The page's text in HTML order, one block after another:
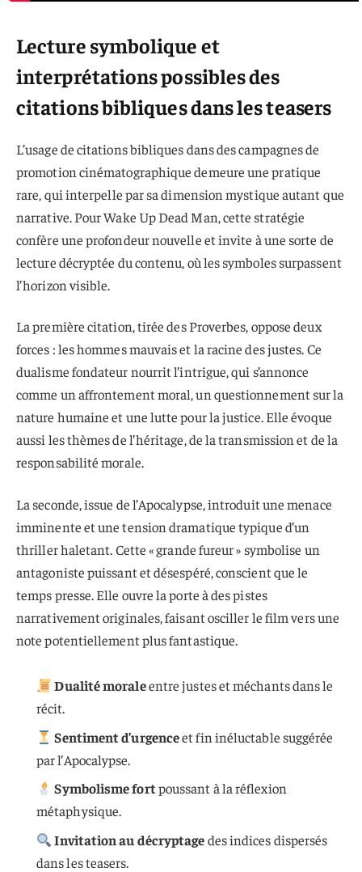
Lecture symbolique et
interprétations possibles des
citations bibliques dans les teasers
L’usage de citations bibliques dans des campagnes de
promotion cinématographique demeure une pratique
rare, qui interpelle par sa dimension mystique autant que
narrative. Pour Wake Up Dead Man, cette stratégie
confère une profondeur nouvelle et invite à une sorte de
lecture décryptée du contenu, où les symboles surpassent
l’horizon visible.
La première citation, tirée des Proverbes, oppose deux
forces : les hommes mauvais et la racine des justes. Ce
dualisme fondateur nourrit l’intrigue, qui s’annonce
comme un affrontement moral, un questionnement sur la
nature humaine et une lutte pour la justice. Elle évoque
aussi les thèmes de l’héritage, de la transmission et de la
responsabilité morale.
La seconde, issue de l’Apocalypse, introduit une menace
imminente et une tension dramatique typique d’un
thriller haletant. Cette « grande fureur » symbolise un
antagoniste puissant et désespéré, conscient que le
temps presse. Elle ouvre la porte à des pistes
narrativement originales, faisant osciller le film vers une
note potentiellement plus fantastique.
Dualité moraleentre justes et méchants dans le
récit.
Sentiment d’urgenceet fin inéluctable suggérée
par l’Apocalypse.
Symbolisme fortpoussant à la réflexion
métaphysique.
Invitation au décryptagedes indices dispersés
dans les teasers.